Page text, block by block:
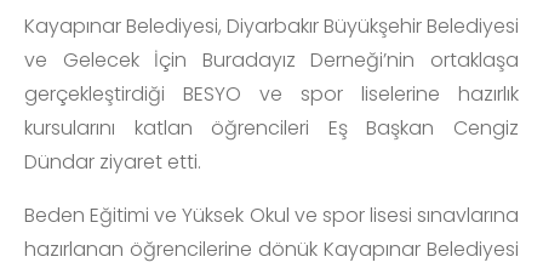
Kayapınar Belediyesi, Diyarbakır Büyükşehir Belediyesi
ve Gelecek İçin Buradayız Derneği’nin ortaklaşa
gerçekleştirdiği BESYO ve spor liselerine hazırlık
kursularını katlan öğrencileri Eş Başkan Cengiz
Dündar ziyaret etti.
Beden Eğitimi ve Yüksek Okul ve spor lisesi sınavlarına
hazırlanan öğrencilerine dönük Kayapınar Belediyesi